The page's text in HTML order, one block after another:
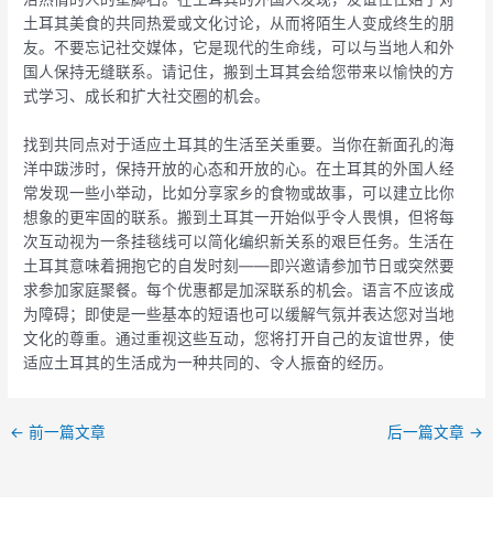
土耳其美食的共同热爱或文化讨论，从而将陌生人变成终生的朋
友。不要忘记社交媒体，它是现代的生命线，可以与当地人和外
国人保持无缝联系。请记住，搬到土耳其会给您带来以愉快的方
式学习、成长和扩大社交圈的机会。
找到共同点对于适应土耳其的生活至关重要。当你在新面孔的海
洋中跋涉时，保持开放的心态和开放的心。在土耳其的外国人经
常发现一些小举动，比如分享家乡的食物或故事，可以建立比你
想象的更牢固的联系。搬到土耳其一开始似乎令人畏惧，但将每
次互动视为一条挂毯线可以简化编织新关系的艰巨任务。生活在
土耳其意味着拥抱它的自发时刻——即兴邀请参加节​​日或突然要
求参加家庭聚餐。每个优惠都是加深联系的机会。语言不应该成
为障碍；即使是一些基本的短语也可以缓解气氛并表达您对当地
文化的尊重。通过重视这些互动，您将打开自己的友谊世界，使
适应土耳其的生活成为一种共同的、令人振奋的经历。
← 前一篇文章 后一篇文章 →